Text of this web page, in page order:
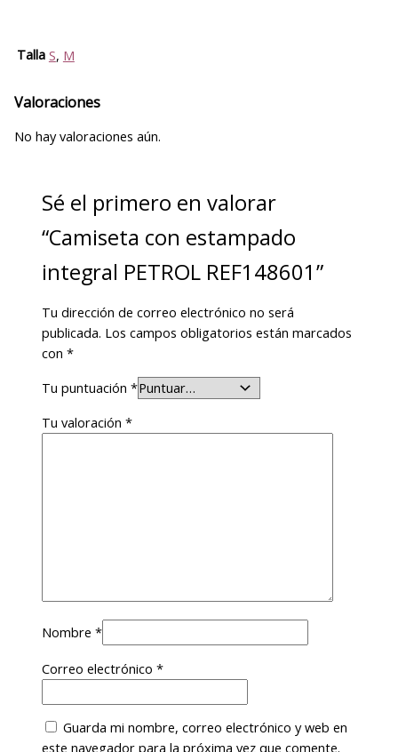
Talla S, M
Valoraciones
No hay valoraciones aún.
Sé el primero en valorar
“Camiseta con estampado
integral PETROL REF148601”
Tu dirección de correo electrónico no será
publicada. Los campos obligatorios están marcados
con*
Tu puntuación*
Tu valoración*
Nombre*
Correo electrónico*
Guarda mi nombre, correo electrónico y web en
este navegador para la próxima vez que comente.